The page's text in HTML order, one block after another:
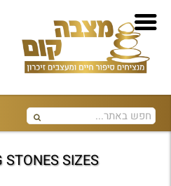
SIZES<